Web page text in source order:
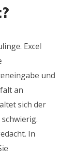
Excel
und
an
sich der
In